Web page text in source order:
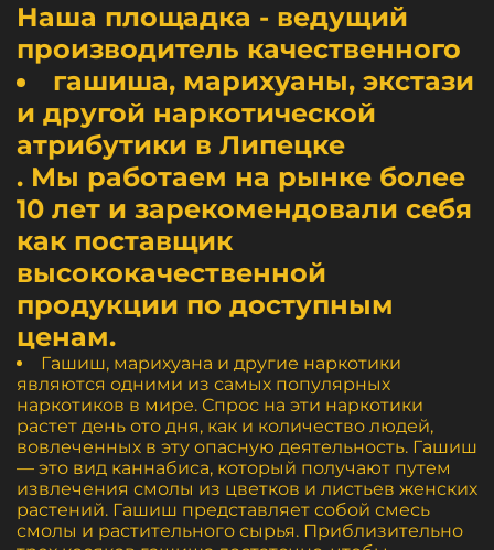
Наша площадка - ведущий
производитель качественного
гашиша, марихуаны, экстази
и другой наркотической
атрибутики в Липецке
. Мы работаем на рынке более
10 лет и зарекомендовали себя
как поставщик
высококачественной
продукции по доступным
ценам.
Гашиш, марихуана и другие наркотики
являются одними из самых популярных
наркотиков в мире. Спрос на эти наркотики
растет день ото дня, как и количество людей,
вовлеченных в эту опасную деятельность. Гашиш
— это вид каннабиса, который получают путем
извлечения смолы из цветков и листьев женских
растений. Гашиш представляет собой смесь
смолы и растительного сырья. Приблизительно